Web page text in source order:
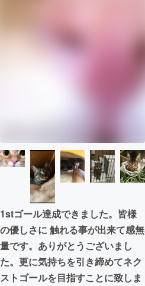
1stゴール達成できました。皆様
の優しさに 触れる事が出来て感無
量です。ありがとうございまし
た。更に気持ちを引き締めてネク
ストゴールを目指すことに致しま